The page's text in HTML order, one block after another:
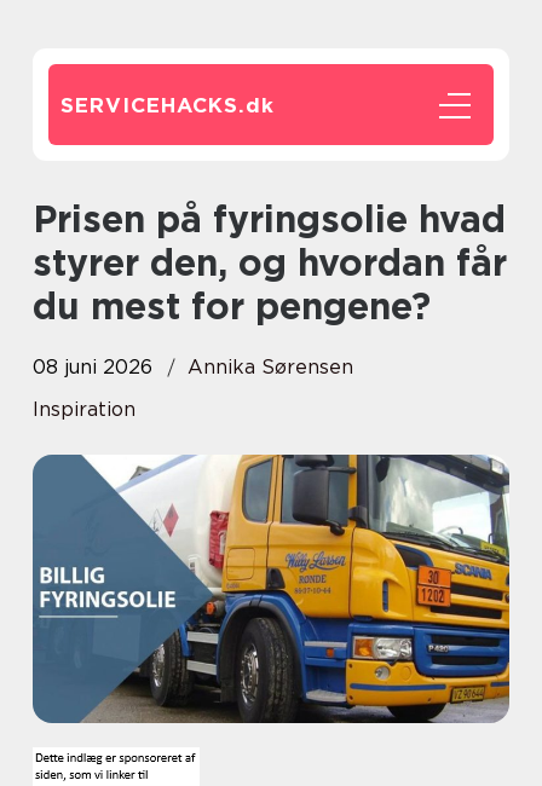
SERVICEHACKS.dk
Prisen på fyringsolie hvad
styrer den, og hvordan får
du mest for pengene?
08 juni 2026
Annika Sørensen
Inspiration